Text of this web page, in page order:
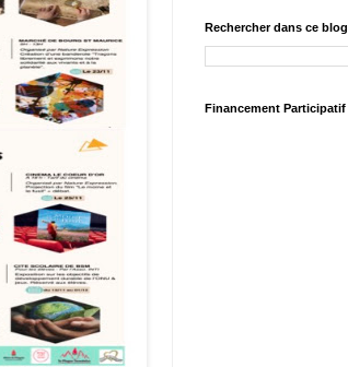
Rechercher dans ce blog
Financement Participatif